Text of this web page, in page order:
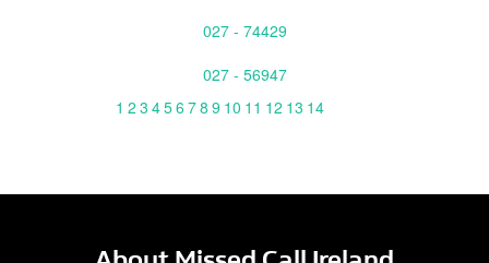
027 - 74429
027 - 56947
1 2 3 456 78 9 10 11 12 13 14